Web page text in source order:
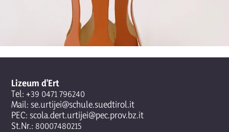
Lizeum d'Ert
Tel: +39 0471 796240
Mail: se.urtijei@schule.suedtirol.it
PEC: scola.dert.urtijei@pec.prov.bz.it
St.Nr.: 80007480215